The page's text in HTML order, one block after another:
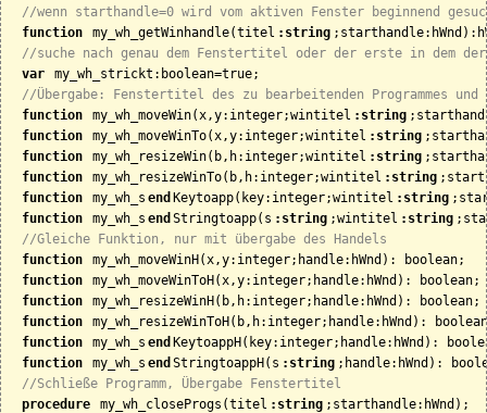
//wenn starthandle=0 wird vom aktiven Fenster beginnend
function
my_wh_getWinhandle(titel :string
//suche nach genau dem Fenstertitel oder der erste in dem
var
my_wh_strickt:boolean=true;
//Übergabe: Fenstertitel des zu bearbeitenden Programmes
function
my_wh_moveWin(x,y:integer;wintitel :string
function
my_wh_moveWinTo(x,y:integer;wintitel :string
function
my_wh_resizeWin(b,h:integer;wintitel :string
function
my_wh_resizeWinTo(b,h:integer;wintitel :string
function
my_wh_s end Keytoapp(key:integer;wintitel :string
function
my_wh_s end Stringtoapp(s :string ;wintitel :string
//Gleiche Funktion, nur mit übergabe des Handels
function
my_wh_moveWinH(x,y:integer;handle:hWnd): boolean;
function
my_wh_moveWinToH(x,y:integer;handle:hWnd): boolean;
function
my_wh_resizeWinH(b,h:integer;handle:hWnd): boolean;
function
my_wh_resizeWinToH(b,h:integer;handle:hWnd):
function
my_wh_s end KeytoappH(key:integer;handle:hWnd):
function
my_wh_s end StringtoappH(s :string ;handle:hWnd):
//Schließe Programm, Übergabe Fenstertitel
procedure
my_wh_closeProgs(titel :string ;starthandle:hWnd);